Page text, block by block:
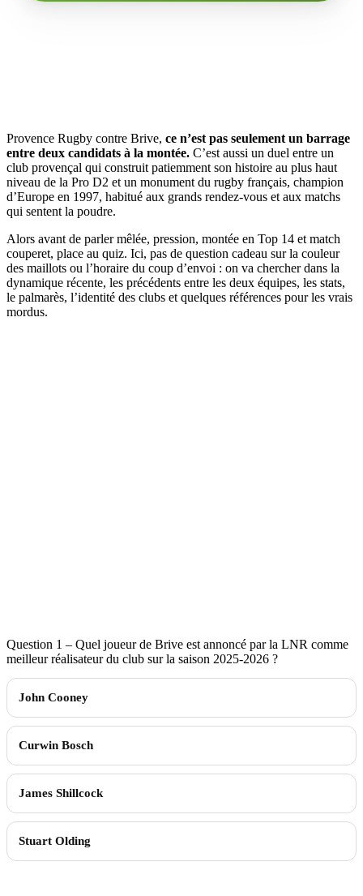
Provence Rugby contre Brive, ce n’est pas seulement un barrage
entre deux candidats à la montée. C’est aussi un duel entre un
club provençal qui construit patiemment son histoire au plus haut
niveau de la Pro D2 et un monument du rugby français, champion
d’Europe en 1997, habitué aux grands rendez-vous et aux matchs
qui sentent la poudre.
Alors avant de parler mêlée, pression, montée en Top 14 et match
couperet, place au quiz. Ici, pas de question cadeau sur la couleur
des maillots ou l’horaire du coup d’envoi : on va chercher dans la
dynamique récente, les précédents entre les deux équipes, les stats,
le palmarès, l’identité des clubs et quelques références pour les vrais
mordus.
Question 1 – Quel joueur de Brive est annoncé par la LNR comme
meilleur réalisateur du club sur la saison 2025-2026 ?
John Cooney
Curwin Bosch
James Shillcock
Stuart Olding